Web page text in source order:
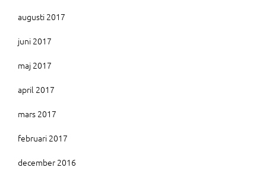
augusti 2017
juni 2017
maj 2017
april 2017
mars 2017
februari 2017
december 2016